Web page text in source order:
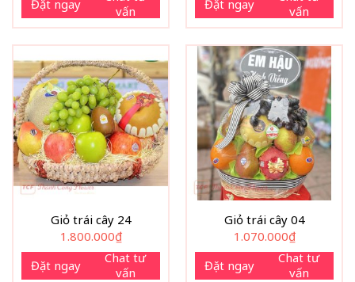
Đặt ngay
vấn
Đặt ngay
vấn
Giỏ trái cây 24
1.800.000₫
Đặt ngay
Chat tư
vấn
Giỏ trái cây 04
1.070.000₫
Đặt ngay
Chat tư
vấn